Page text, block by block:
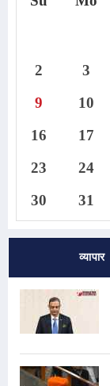
2
3
9
10
16
17
23
24
30
31
व्यापार